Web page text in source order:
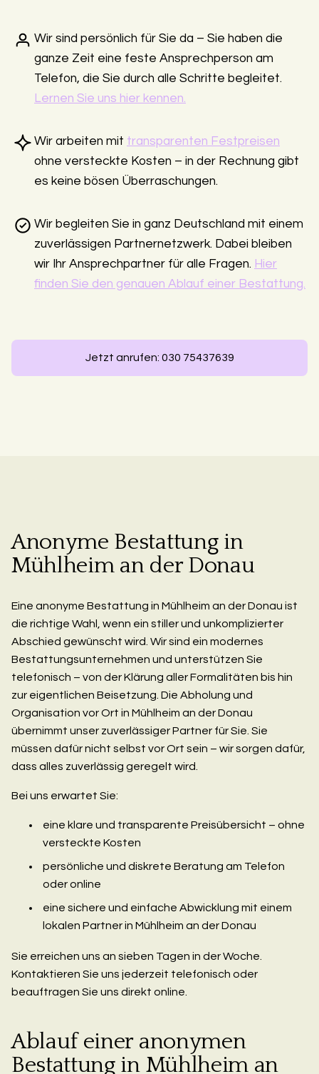
Wir sind persönlich für Sie da – Sie haben die
ganze Zeit eine feste Ansprechperson am
Telefon, die Sie durch alle Schritte begleitet.
Lernen Sie uns hier kennen.
Wir arbeiten mit transparenten Festpreisen
ohne versteckte Kosten – in der Rechnung gibt
es keine bösen Überraschungen.
Wir begleiten Sie in ganz Deutschland mit einem
zuverlässigen Partnernetzwerk. Dabei bleiben
wir Ihr Ansprechpartner für alle Fragen. Hier
finden Sie den genauen Ablauf einer Bestattung.
Jetzt anrufen: 030 75437639
Anonyme Bestattung in
Mühlheim an der Donau
Eine anonyme Bestattung in Mühlheim an der Donau ist
die richtige Wahl, wenn ein stiller und unkomplizierter
Abschied gewünscht wird. Wir sind ein modernes
Bestattungsunternehmen und unterstützen Sie
telefonisch – von der Klärung aller Formalitäten bis hin
zur eigentlichen Beisetzung. Die Abholung und
Organisation vor Ort in Mühlheim an der Donau
übernimmt unser zuverlässiger Partner für Sie. Sie
müssen dafür nicht selbst vor Ort sein – wir sorgen dafür,
dass alles zuverlässig geregelt wird.
Bei uns erwartet Sie:
eine klare und transparente Preisübersicht – ohne
versteckte Kosten
persönliche und diskrete Beratung am Telefon
oder online
eine sichere und einfache Abwicklung mit einem
lokalen Partner in Mühlheim an der Donau
Sie erreichen uns an sieben Tagen in der Woche.
Kontaktieren Sie uns jederzeit telefonisch oder
beauftragen Sie uns direkt online.
Ablauf einer anonymen
Bestattung in Mühlheim an